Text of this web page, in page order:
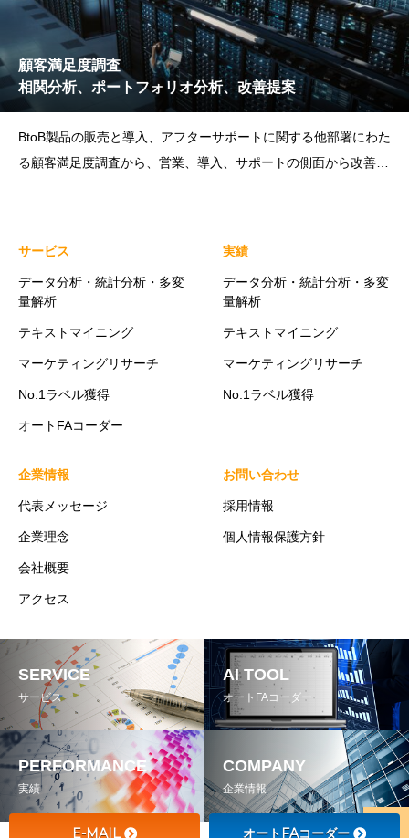
顧客満足度調査
相関分析、ポートフォリオ分析、改善提案
BtoB製品の販売と導入、アフターサポートに関する他部署にわた
る顧客満足度調査から、営業、導入、サポートの側面から改善項
サービス
データ分析・統計分析・多変
量解析
テキストマイニング
マーケティングリサーチ
No.1ラベル獲得
オートFAコーダー
実績
データ分析・統計分析・多変
量解析
テキストマイニング
マーケティングリサーチ
No.1ラベル獲得
企業情報
代表メッセージ
企業理念
会社概要
アクセス
お問い合わせ
採用情報
個人情報保護方針
SERVICE
サービス
AI TOOL
オートFAコーダー
PERFORMANCE
実績
COMPANY
企業情報
E-MAIL オートFAコーダー